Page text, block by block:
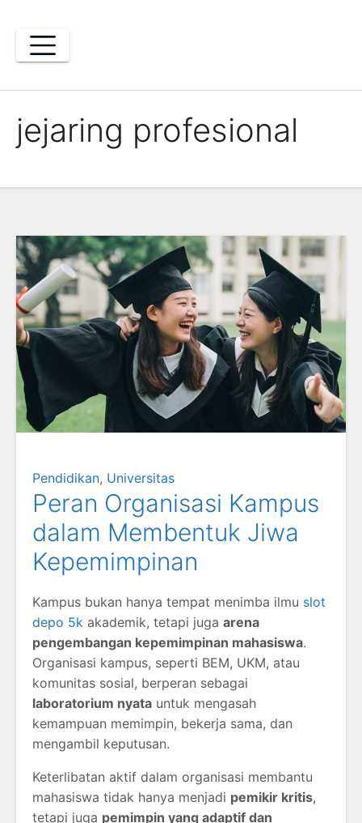
content
jejaring profesional
Pendidikan, Universitas
Peran Organisasi Kampus
dalam Membentuk Jiwa
Kepemimpinan
Kampus bukan hanya tempat menimba ilmu slot
depo 5k akademik, tetapi juga arena
pengembangan kepemimpinan mahasiswa.
Organisasi kampus, seperti BEM, UKM, atau
komunitas sosial, berperan sebagai
laboratorium nyata untuk mengasah
kemampuan memimpin, bekerja sama, dan
mengambil keputusan.
Keterlibatan aktif dalam organisasi membantu
mahasiswa tidak hanya menjadi pemikir kritis,
tetapi juga pemimpin yang adaptif dan